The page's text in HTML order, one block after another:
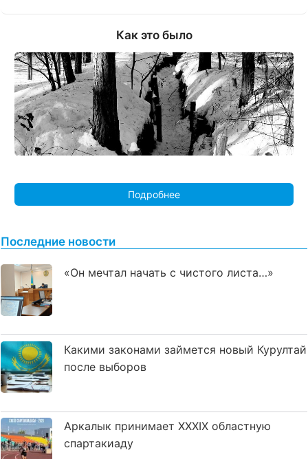
Как это было
Подробнее
Последние новости
«Он мечтал начать с чистого листа…»
Какими законами займется новый Курултай
после выборов
Аркалык принимает XXXIX областную
спартакиаду